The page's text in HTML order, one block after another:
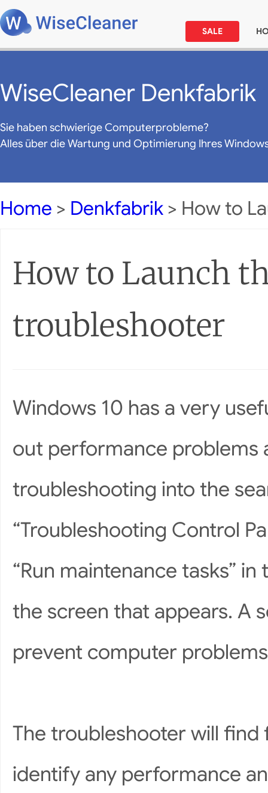
SALE
WiseCleaner Denkfabrik
Sie haben schwierige Computerprobleme?
Alles über die Wartung und Optimierung Ihres
Home > Denkfabrik > How to
How to Launch
troubleshooter
Windows 10 has a very
out performance problems
troubleshooting into the
“Troubleshooting Control
“Run maintenance tasks”
the screen that appears. A
prevent computer
The troubleshooter will find
identify any performance